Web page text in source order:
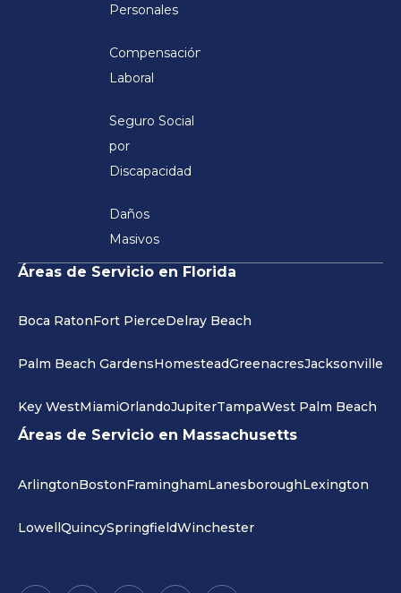
Personales
Compensación
Laboral
Seguro Social
por
Discapacidad
Daños
Masivos
Áreas de Servicio en Florida
Boca RatonFort PierceDelray Beach
Palm Beach GardensHomesteadGreenacresJacksonville
Key WestMiamiOrlandoJupiterTampaWest Palm Beach
Áreas de Servicio en Massachusetts
ArlingtonBostonFraminghamLanesboroughLexington
LowellQuincySpringfieldWinchester